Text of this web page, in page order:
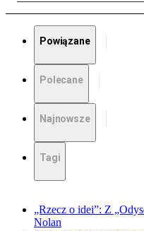
Powiązane
Polecane
Najnowsze
Tagi
„Rzecz o idei”: Z
Nolan